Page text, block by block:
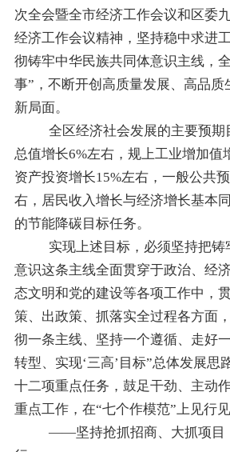
次全会暨全市经济工作会议和区委
经济工作会议精神，坚持稳中求进
彻铸牢中华民族共同体意识主线，
事” ，不断开创高质量发展、高品
新局面。
全区经济社会发展的主要预
总值增长6%左右，规上工业增加值
资产投资增长15%左右，一般公共
右，居民收入增长与经济增长基本
的节能降碳目标任务。
实现上述目标，必须坚持把铸
意识这条主线全面贯穿于政治、经
态文明和党的建设等各项工作中，
策、出政策、抓落实全过程各方面，
彻一条主线、坚持一个遵循、走好
转型、实现‘三高’ 目标”总体发展思
十二项重点任务 ，鼓足干劲、主动
重点工作，在“七个作模范” 上见行
——坚持抢抓招商、大抓项目